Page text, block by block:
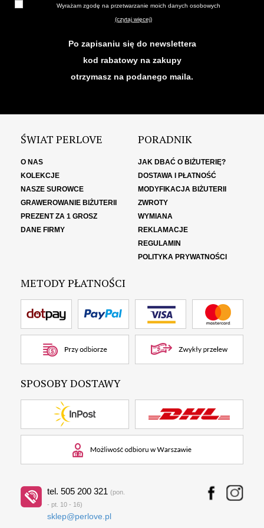
Wyrażam zgodę na przetwarzanie moich danych osobowych
(czytaj więcej)
Po zapisaniu się do newslettera
kod rabatowy na zakupy
otrzymasz na podanego maila.
ŚWIAT PERLOVE
O NAS
KOLEKCJE
NASZE SUROWCE
GRAWEROWANIE BIŻUTERII
PREZENT ZA 1 GROSZ
DANE FIRMY
PORADNIK
JAK DBAĆ O BIŻUTERIĘ?
DOSTAWA I PŁATNOŚĆ
MODYFIKACJA BIŻUTERII
ZWROTY
WYMIANA
REKLAMACJE
REGULAMIN
POLITYKA PRYWATNOŚCI
METODY PŁATNOŚCI
SPOSOBY DOSTAWY
tel. 505 200 321 (pon.
- pt. 10 - 16)
sklep@perlove.pl